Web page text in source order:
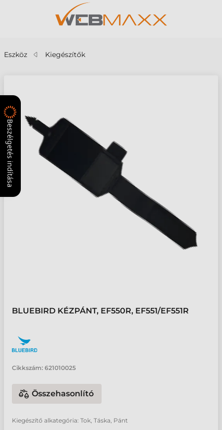
Eszköz Kiegészítők
BLUEBIRD KÉZPÁNT, EF550R, EF551/EF551R
Cikkszám: 621010025
Összehasonlító
Kiegészítő alkategória: Tok, Táska, Pánt
Beszélgetés indítása